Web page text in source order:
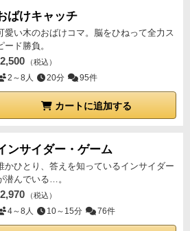
ばけキャッチ
愛い木のおばけコマ。脳をひねって全力ス
ード勝負。
2,500 （税込）
2～8人 20分 95件
カートに追加する
ンサイダー・ゲーム
かひとり、答えを知っているインサイダー
潜んでいる…。
2,970 （税込）
4～8人 10～15分 76件